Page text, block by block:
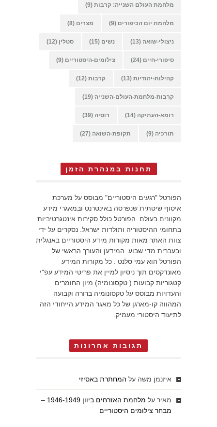
מלחמת העולם השנייה: קרבות (9)
מלחמת יום הכיפורים (9) מצרים (8)
ניצולי-שואה (13) נשים (15) סטלין (12)
סיפורי-חיים (24) צילומים-היסטוריים (9)
קהילות-יהודיות (13) קרבות (12)
קרבות-מלחמת-העולם-השנייה (19)
רומא-העתיקה (14) רוסיה (39)
תורכיה (9) תקופת-השואה (27)
תחנות במנהרת הזמן
הפורטל "רגעים היסטוריים" מבוסס על מערכת
איסוף שיטתית שנפרסה באינטרנט ובמאגרי מידע
מקוונים בעולם. הפורטל כולל סקירות אינטגרטיביות
בתחומי ההיסטוריה ותולדות ישראל. נסקרים על ידי
צוות האתר מאות מקורות מידע היסטוריים באנגלית
ובעברית מדי שבוע. המידען והעורך הראשי של
הפורטל הוא עמי סלנט . כל מקורות המידע
מאונדקסים תוך ניסיון למיין את פריטי המידע עפ"י
קטגוריות קבועות ( טקסונומיה) מיון החומרים
והעדויות מבוסס על טקסונומיה ברורה וקבועה
המהווה קו-מארגן של כל מאגר המידע הייחודי הזה
לתיעוד היסטורי מעמיק.
תגובות אחרונות
איזנמן משה על המחתרת באסיזי
מאיר על
מלחמת האזרחים ביוון 1946-1949 –
מבחר צילומים היסטוריים